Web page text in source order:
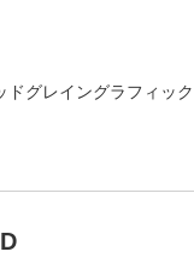
グレイングラフィック